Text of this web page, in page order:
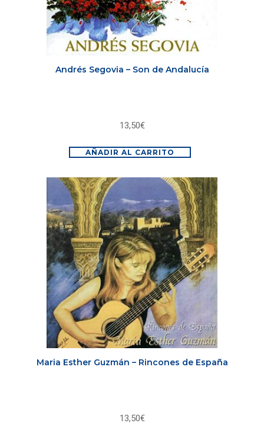
Andrés Segovia – Son de Andalucía
13,50€
AÑADIR AL CARRITO
Maria Esther Guzmán – Rincones de España
13,50€